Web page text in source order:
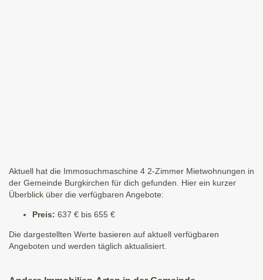
Aktuell hat die Immosuchmaschine 4 2-Zimmer Mietwohnungen in
der Gemeinde Burgkirchen für dich gefunden. Hier ein kurzer
Überblick über die verfügbaren Angebote:
Preis: 637 € bis 655 €
Die dargestellten Werte basieren auf aktuell verfügbaren
Angeboten und werden täglich aktualisiert.